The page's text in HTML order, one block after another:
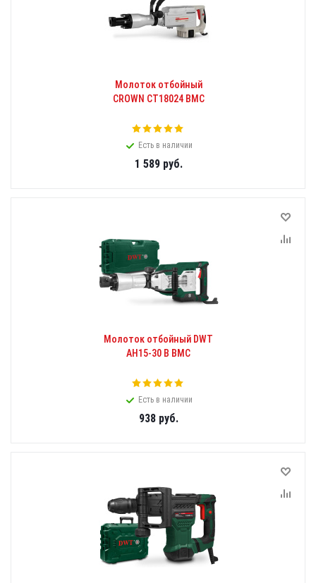
Молоток отбойный
CROWN CT18024 BMC
Есть в наличии
1 589руб.
Молоток отбойный DWT
AH15-30 B BMC
Есть в наличии
938руб.